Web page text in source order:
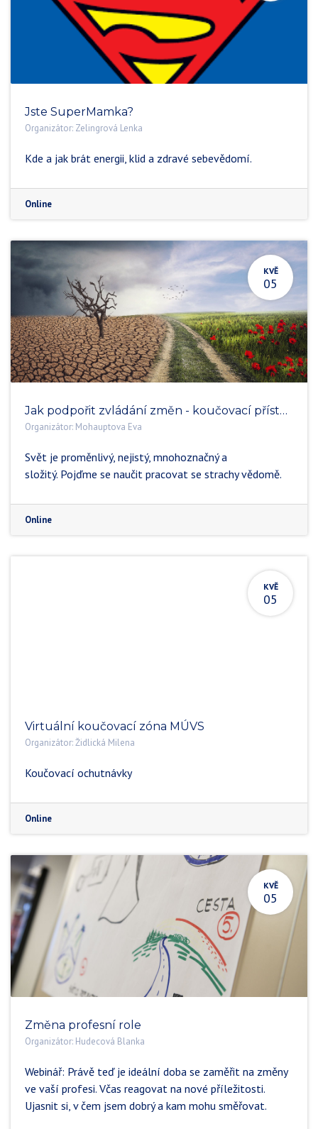
Jste SuperMamka?
Organizátor: Zelingrová Lenka
Kde a jak brát energii, klid a zdravé sebevědomí.
Online
KVĚ
05
Jak podpořit zvládání změn - koučovací přístup - propojeno s transakční analýzou
Organizátor: Mohauptova Eva
Svět je proměnlivý, nejistý, mnohoznačný a
složitý. Pojďme se naučit pracovat se strachy vědomě.
Online
KVĚ
05
Virtuální koučovací zóna MÚVS
Organizátor:Židlická Milena
Koučovací ochutnávky
Online
KVĚ
05
Změna profesní role
Organizátor: Hudecová Blanka
Webinář: Právě teď je ideální doba se zaměřit na změny
ve vaší profesi. Včas reagovat na nové příležitosti.
Ujasnit si, v čem jsem dobrý a kam mohu směřovat.